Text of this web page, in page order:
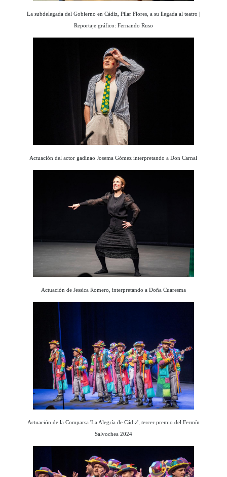
La subdelegada del Gobierno en Cádiz, Pilar Flores, a su llegada al teatro |
Reportaje gráfico: Fernando Ruso
Actuación del actor gadinao Josema Gómez interpretando a Don Carnal
Actuación de Jessica Romero, interpretando a Doña Cuaresma
Actuación de la Comparsa 'La Alegría de Cádiz', tercer premio del Fermín
Salvochea 2024